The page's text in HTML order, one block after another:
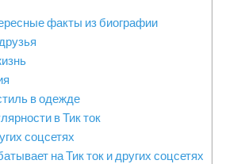
факты из биографии
в одежде
в Тик ток
соцсетях
на Тик ток и других соцсетях